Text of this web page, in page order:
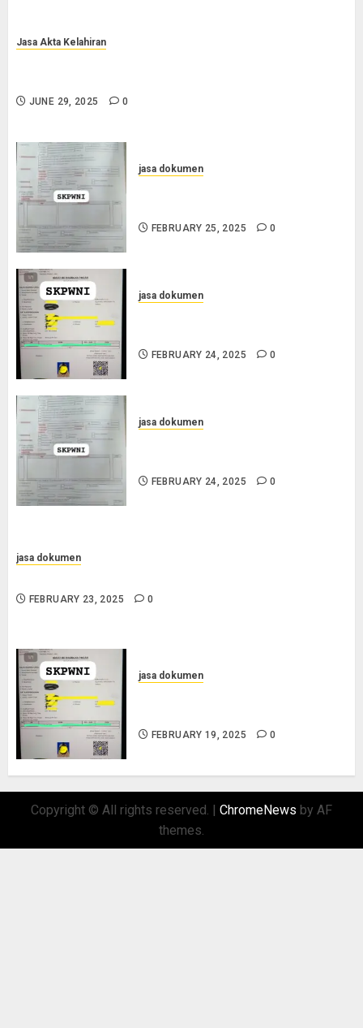
Jasa Akta Kelahiran
JUNE 29, 2025 0
jasa dokumen
FEBRUARY 25, 2025 0
jasa dokumen
FEBRUARY 24, 2025 0
jasa dokumen
FEBRUARY 24, 2025 0
jasa dokumen
FEBRUARY 23, 2025 0
jasa dokumen
FEBRUARY 19, 2025 0
Copyright © All rights reserved. | ChromeNews by AF
themes.